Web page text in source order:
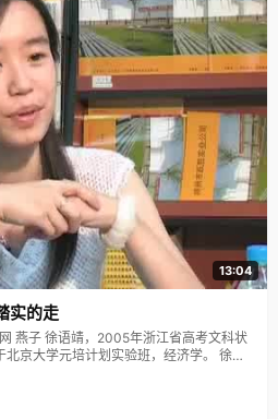
13:04
实的走
大学元培计划实验班，经济学。 徐语
有出过高考状元，徐语靖的突围不禁让
次查分数，徐语靖把电话里夹杂着电波
兴奋不已，北大算是有希望了。后来在网